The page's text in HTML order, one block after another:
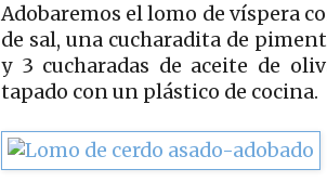
Adobaremos el lomo de víspera
de sal, una cucharadita de
y 3 cucharadas de aceite de
tapado con un plástico de cocina.